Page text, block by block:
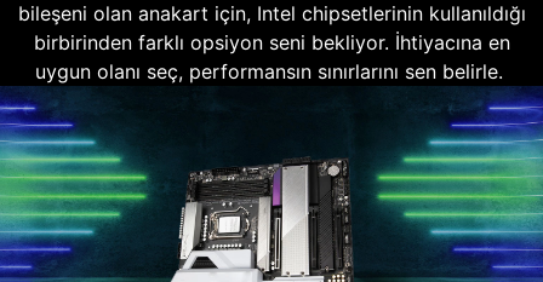
bileşeni olan anakart için, Intel chipsetlerinin kullanıldığı
birbirinden farklı opsiyon seni bekliyor. İhtiyacına en
uygun olanı seç, performansın sınırlarını sen belirle.